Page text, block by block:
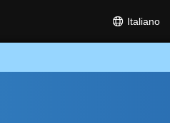
Italiano